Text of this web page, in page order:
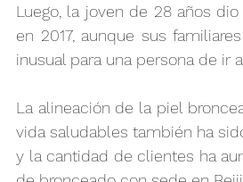
Luego, la joven de 28 años
en 2017, aunque sus
inusual para una persona de ir
La alineación de la piel
vida saludables también ha
y la cantidad de clientes ha